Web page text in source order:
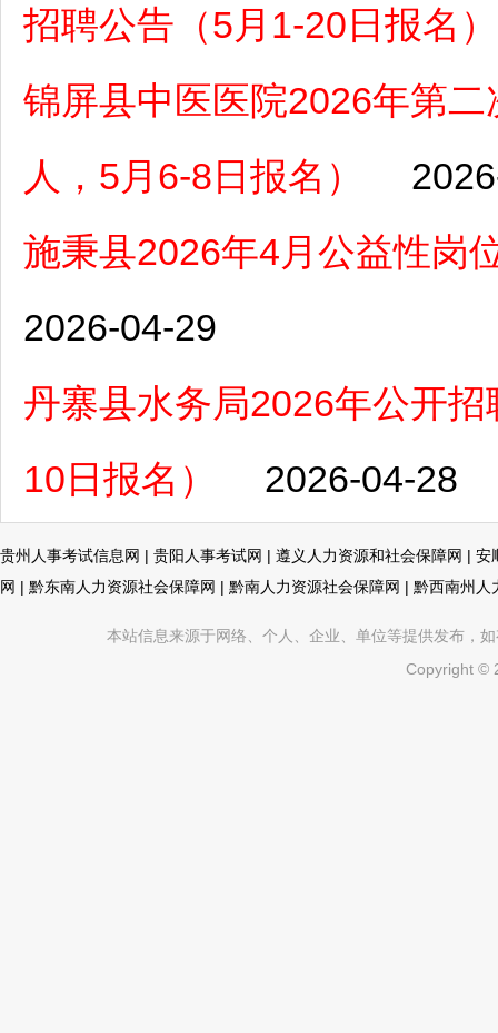
招聘公告（5月1-20日报名）
锦屏县中医医院2026年第
人，5月6-8日报名）
施秉县2026年4月公益性岗
2026-04-29
丹寨县水务局2026年公开
10日报名）
2026-04-28
贵州人事考试信息网 | 贵阳人事考试网 | 遵义人力资源和社会保障网 | 安
网 | 黔东南人力资源社会保障网 | 黔南人力资源社会保障网 | 黔西南州人
本站信息来源于网络、个人、企业、单位等提供发布，
Copyright ©